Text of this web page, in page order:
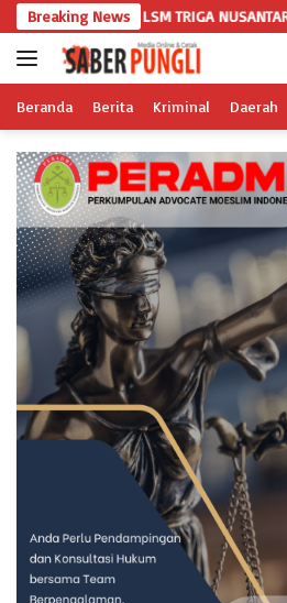
Langsung
ke
konten
Breaking News
TRIGA NUSANTARA INDONESIA
Beranda Berita Kriminal Daerah